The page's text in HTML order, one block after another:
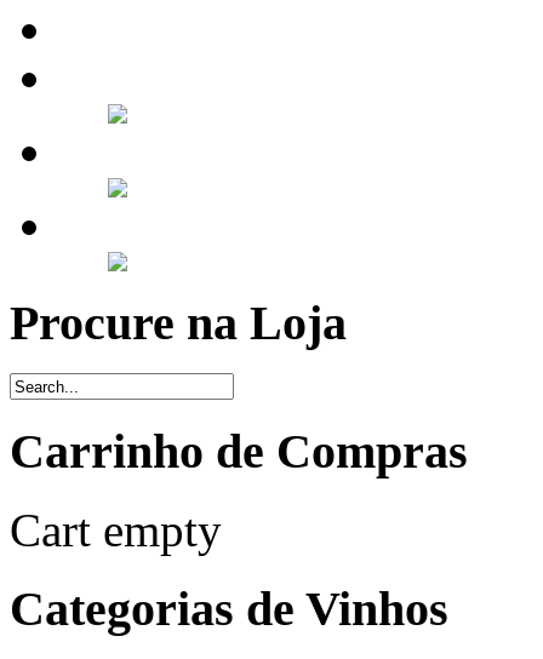
Procure na Loja
Carrinho de Compras
Cart empty
Categorias de Vinhos